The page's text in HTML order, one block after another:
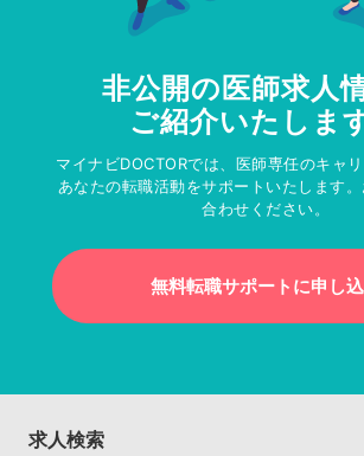
非公開の医師求人
ご紹介いたしま
マイナビDOCTORでは、医師専任のキャ
あなたの転職活動をサポートいたします
合わせください。
無料転職サポートに申し
求人検索